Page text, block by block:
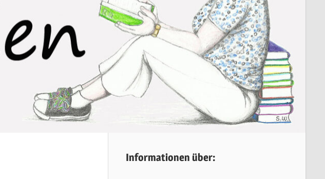
Informationen über: